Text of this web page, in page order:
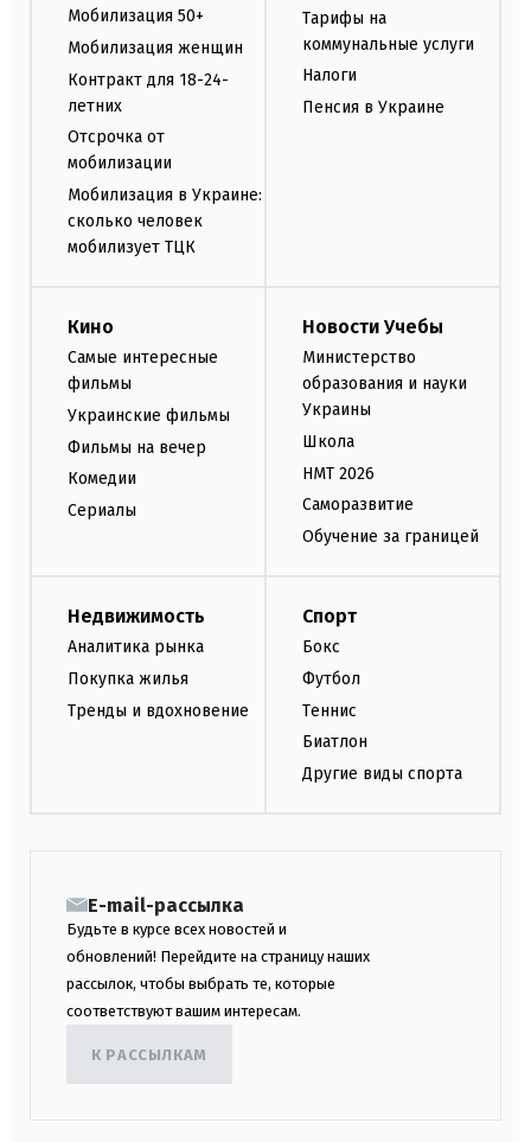
Мобилизация 50+
Мобилизация женщин
Контракт для 18-24-
летних
Отсрочка от
мобилизации
Мобилизация в Украине:
сколько человек
мобилизует ТЦК
Тарифы на
коммунальные услуги
Налоги
Пенсия в Украине
Кино
Самые интересные
фильмы
Украинские фильмы
Фильмы на вечер
Комедии
Сериалы
Новости Учебы
Министерство
образования и науки
Украины
Школа
НМТ 2026
Саморазвитие
Обучение за границей
Недвижимость
Аналитика рынка
Покупка жилья
Тренды и вдохновение
Спорт
Бокс
Футбол
Теннис
Биатлон
Другие виды спорта
E-mail-рассылка
Будьте в курсе всех новостей и
обновлений! Перейдите на страницу наших
рассылок, чтобы выбрать те, которые
соответствуют вашим интересам.
К РАССЫЛКАМ